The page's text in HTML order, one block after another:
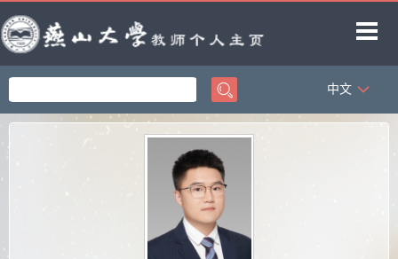
首页
科学研究
中文